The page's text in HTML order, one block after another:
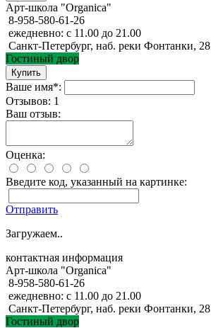
Арт-школа "Organica"
8-958-580-61-26
ежедневно: с 11.00 до 21.00
Санкт-Петербург, наб. реки Фонтанки, 28
Гостиный двор
Ваше имя*:
Отзывов: 1
Ваш отзыв:
Оценка:
Введите код, указанный на картинке:
Отправить
Загружаем..
контактная информация
Арт-школа "Organica"
8-958-580-61-26
ежедневно: с 11.00 до 21.00
Санкт-Петербург, наб. реки Фонтанки, 28
Гостиный двор